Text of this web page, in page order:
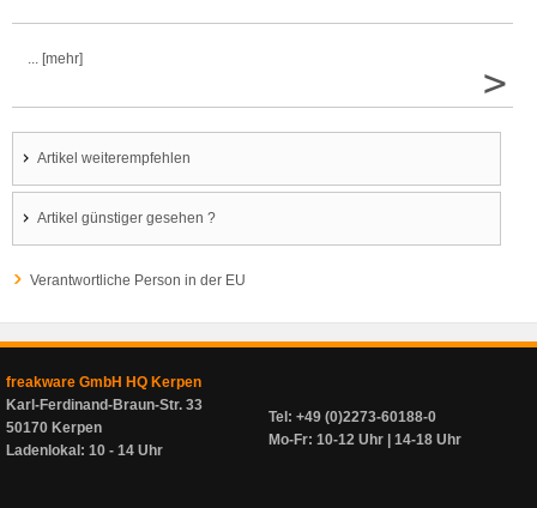
... [mehr]
>
Artikel weiterempfehlen
Artikel günstiger gesehen ?
Verantwortliche Person in der EU
freakware GmbH HQ Kerpen
Karl-Ferdinand-Braun-Str. 33
50170 Kerpen
Ladenlokal: 10 - 14 Uhr
Tel: +49 (0)2273-60188-0
Mo-Fr: 10-12 Uhr | 14-18 Uhr